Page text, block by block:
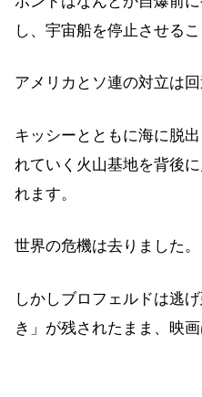
し、宇宙船を停止させるこ
アメリカとソ連の対立は回
キッシーとともに海に脱
れていく火山基地を背後
れます。
世界の危機は去りました。
しかしブロフェルドは逃
き」が残されたまま、映画